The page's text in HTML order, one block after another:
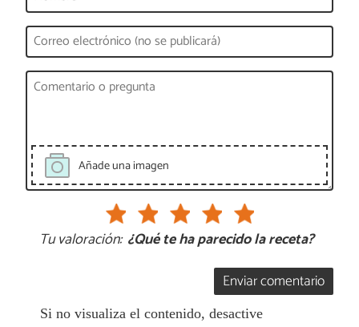
Añade una imagen
Tu valoración: ¿Qué te ha parecido la receta?
Enviar comentario
Si no visualiza el contenido, desactive